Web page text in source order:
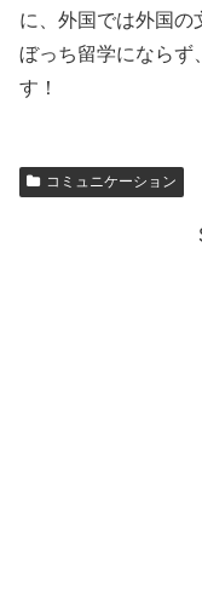
に、外国では外国の
ぼっち留学にならず
す！
コミュニケーション